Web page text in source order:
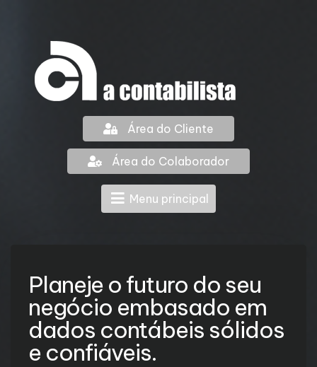
Área do Cliente
Área do Colaborador
Menu principal
Planeje o futuro do seu
negócio embasado em
dados contábeis sólidos
e confiáveis.